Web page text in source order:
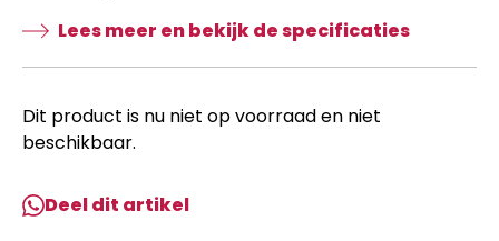
Lees meer en bekijk de specificaties
Dit product is nu niet op voorraad en niet
beschikbaar.
Deel dit artikel